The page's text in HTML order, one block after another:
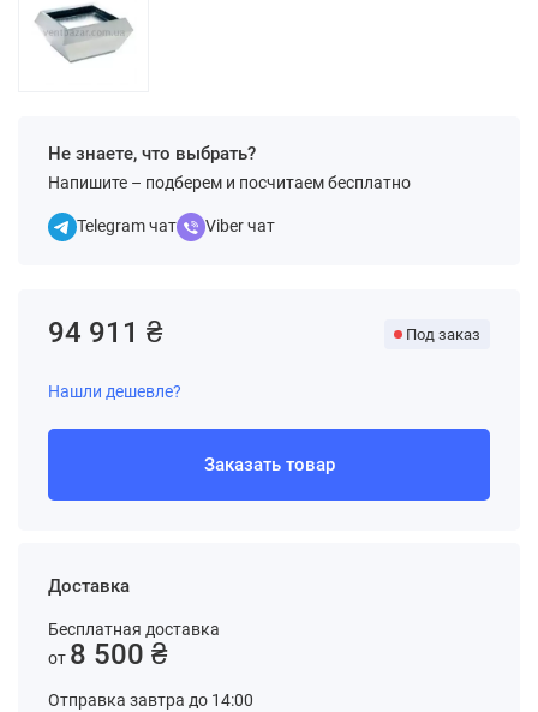
Не знаете, что выбрать?
Напишите – подберем и посчитаем бесплатно
Telegram чат Viber чат
Доставка
Бесплатная доставка
от 8 500 ₴
Отправка завтра до 14:00
94 911 ₴ Под заказ
Нашли дешевле?
Заказать товар